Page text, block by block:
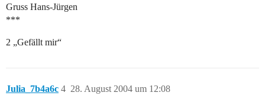
Gruss Hans-Jürgen
***
2 „Gefällt mir“
Julia_7b4a6c 28. August 2004 um 12:08
4